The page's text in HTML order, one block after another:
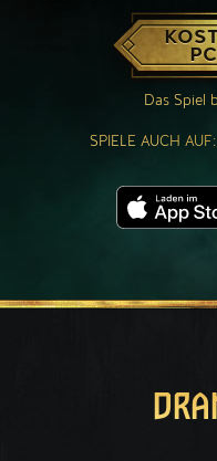
Das Spiel
SPIELE AUCH AUF: